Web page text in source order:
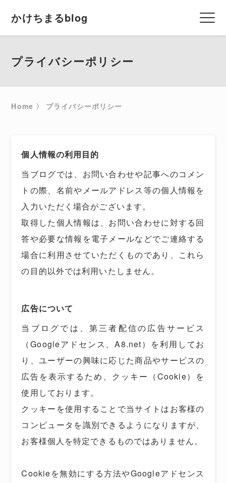
かけちまるblog
ALL
ALL
ALL
プライバシーポリシー
Home 〉 プライバシーポリシー
個人情報の利用目的
当ブログでは、お問い合わせや記事へのコメン
トの際、名前やメールアドレス等の個人情報を
入力いただく場合がございます。
取得した個人情報は、お問い合わせに対する回
答や必要な情報を電子メールなどでご連絡する
場合に利用させていただくものであり、これら
の目的以外では利用いたしません。
広告について
当ブログでは、第三者配信の広告サービス
（Googleアドセンス、A8.net）を利用してお
り、ユーザーの興味に応じた商品やサービスの
広告を表示するため、クッキー（Cookie）を
使用しております。
クッキーを使用することで当サイトはお客様の
コンピュータを識別できるようになりますが、
お客様個人を特定できるものではありません。
Cookieを無効にする方法やGoogleアドセンス